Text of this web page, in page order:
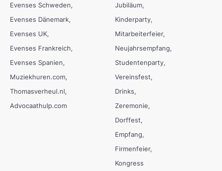
Evenses Schweden
Evenses Dänemark
Evenses UK
Evenses Frankreich
Evenses Spanien
Muziekhuren.com
Thomasverheul.nl
Advocaathulp.com
Jubiläum
Kinderparty
Mitarbeiterfeier
Neujahrsempfang
Studentenparty
Vereinsfest
Drinks
Zeremonie
Dorffest
Empfang
Firmenfeier
Kongress